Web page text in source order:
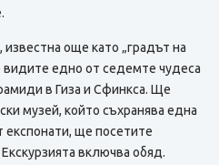
известна още като „градът на
едно от седемте чудеса
в Гиза и Сфинкса. Ще
музей, който съхранява една
експонати, ще посетите
включва обяд.